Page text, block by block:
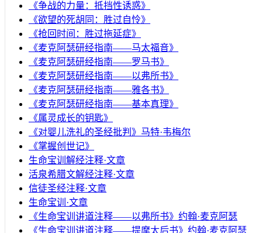
《争战的力量：抵挡性诱惑》
《欲望的死胡同：胜过自怜》
《抢回时间：胜过拖延症》
《麦克阿瑟研经指南——马太福音》
《麦克阿瑟研经指南——罗马书》
《麦克阿瑟研经指南——以弗所书》
《麦克阿瑟研经指南——雅各书》
《麦克阿瑟研经指南——基本真理》
《属灵成长的钥匙》
《对婴儿洗礼的圣经批判》马特·韦梅尔
《掌握创世记》
生命宝训解经注释·文章
活泉希腊文解经注释·文章
信徒圣经注释·文章
生命宝训·文章
《生命宝训讲道注释——以弗所书》约翰·麦克阿瑟
《生命宝训讲道注释——提摩太后书》约翰·麦克阿瑟